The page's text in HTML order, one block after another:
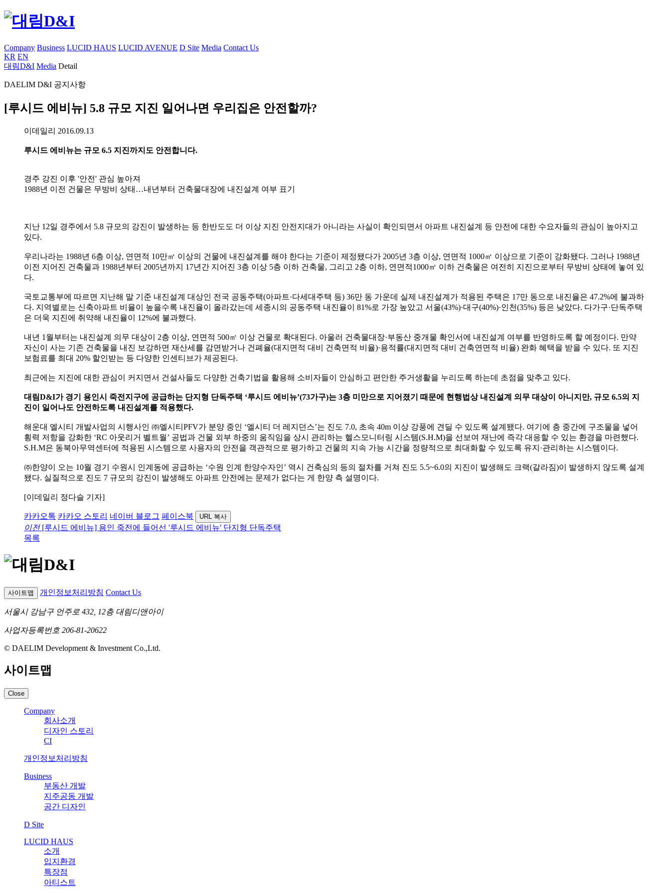
Company Business LUCID HAUS LUCID AVENUE D Site Media Contact Us
KR EN
대림D&I Media Detail
DAELIM D&I 공지사항
[루시드 에비뉴] 5.8 규모 지진 일어나면 우리집은 안전할까?
이데일리 2016.09.13
루시드 에비뉴는 규모 6.5 지진까지도 안전합니다.
경주 강진 이후 '안전' 관심 높아져
1988년 이전 건물은 무방비 상태…내년부터 건축물대장에 내진설계 여부 표기
지난 12일 경주에서 5.8 규모의 강진이 발생하는 등 한반도도 더 이상 지진 안전지대가 아니라는 사실이 확인되면서 아파트 내진설계 등 안전에 대한 수요자들의 관심이 높아지고
있다.
우리나라는 1988년 6층 이상, 연면적 10만㎡ 이상의 건물에 내진설계를 해야 한다는 기준이 제정됐다가 2005년 3층 이상, 연면적 1000㎡ 이상으로 기준이 강화됐다. 그러나 1988년
이전 지어진 건축물과 1988년부터 2005년까지 17년간 지어진 3층 이상 5층 이하 건축물, 그리고 2층 이하, 연면적1000㎡ 이하 건축물은 여전히 지진으로부터 무방비 상태에 놓여 있
다.
국토교통부에 따르면 지난해 말 기준 내진설계 대상인 전국 공동주택(아파트·다세대주택 등) 36만 동 가운데 실제 내진설계가 적용된 주택은 17만 동으로 내진율은 47.2%에 불과하
다. 지역별로는 신축아파트 비율이 높을수록 내진율이 올라갔는데 세종시의 공동주택 내진율이 81%로 가장 높았고 서울(43%)·대구(40%)·인천(35%) 등은 낮았다. 다가구·단독주택
은 더욱 지진에 취약해 내진율이 12%에 불과했다.
내년 1월부터는 내진설계 의무 대상이 2층 이상, 연면적 500㎡ 이상 건물로 확대된다. 아울러 건축물대장·부동산 중개물 확인서에 내진설계 여부를 반영하도록 할 예정이다. 만약
자신이 사는 기존 건축물을 내진 보강하면 재산세를 감면받거나 건폐율(대지면적 대비 건축면적 비율)·용적률(대지면적 대비 건축연면적 비율) 완화 혜택을 받을 수 있다. 또 지진
보험료를 최대 20% 할인받는 등 다양한 인센티브가 제공된다.
최근에는 지진에 대한 관심이 커지면서 건설사들도 다양한 건축기법을 활용해 소비자들이 안심하고 편안한 주거생활을 누리도록 하는데 초점을 맞추고 있다.
대림D&I가 경기 용인시 죽전지구에 공급하는 단지형 단독주택 ‘루시드 에비뉴’(73가구)는 3층 미만으로 지어졌기 때문에 현행법상 내진설계 의무 대상이 아니지만, 규모 6.5의 지
진이 일어나도 안전하도록 내진설계를 적용했다.
해운대 엘시티 개발사업의 시행사인 ㈜엘시티PFV가 분양 중인 ‘엘시티 더 레지던스’는 진도 7.0, 초속 40m 이상 강풍에 견딜 수 있도록 설계됐다. 여기에 층 중간에 구조물을 넣어
횡력 저항을 강화한 ‘RC 아웃리거 벨트월’ 공법과 건물 외부 하중의 움직임을 상시 관리하는 헬스모니터링 시스템(S.H.M)을 선보여 재난에 즉각 대응할 수 있는 환경을 마련했다.
S.H.M은 동북아무역센터에 적용된 시스템으로 사용자의 안전을 객관적으로 평가하고 건물의 지속 가능 시간을 정량적으로 최대화할 수 있도록 유지·관리하는 시스템이다.
㈜한양이 오는 10월 경기 수원시 인계동에 공급하는 ‘수원 인계 한양수자인’ 역시 건축심의 등의 절차를 거쳐 진도 5.5~6.0의 지진이 발생해도 크랙(갈라짐)이 발생하지 않도록 설계
됐다. 실질적으로 진도 7 규모의 강진이 발생해도 아파트 안전에는 문제가 없다는 게 한양 측 설명이다.
[이데일리 정다슬 기자]
카카오톡 카카오 스토리 네이버 블로그 페이스북 URL 복사
이전 [루시드 에비뉴] 용인 죽전에 들어선 '루시드 에비뉴' 단지형 단독주택
목록
사이트맵 개인정보처리방침 Contact Us
서울시 강남구 언주로 432, 12층 대림디앤아이
사업자등록번호 206-81-20622
© DAELIM Development & Investment Co.,Ltd.
사이트맵
Close
Company
회사소개
디자인 스토리
CI
개인정보처리방침
Business
부동산 개발
지주공동 개발
공간 디자인
D Site
LUCID HAUS
소개
입지환경
특장점
아티스트